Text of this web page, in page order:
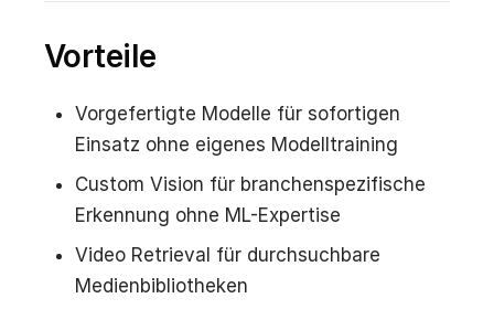
Vorteile
Vorgefertigte Modelle für sofortigen
Einsatz ohne eigenes Modelltraining
Custom Vision für branchenspezifische
Erkennung ohne ML-Expertise
Video Retrieval für durchsuchbare
Medienbibliotheken